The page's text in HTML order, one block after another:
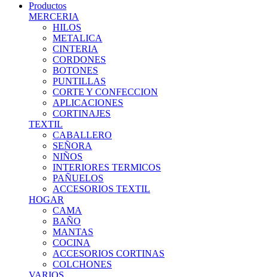
Productos
MERCERIA
HILOS
METALICA
CINTERIA
CORDONES
BOTONES
PUNTILLAS
CORTE Y CONFECCION
APLICACIONES
CORTINAJES
TEXTIL
CABALLERO
SEÑORA
NIÑOS
INTERIORES TERMICOS
PAÑUELOS
ACCESORIOS TEXTIL
HOGAR
CAMA
BAÑO
MANTAS
COCINA
ACCESORIOS CORTINAS
COLCHONES
VARIOS